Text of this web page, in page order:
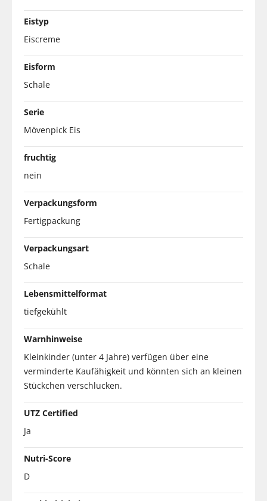
Eistyp
Eiscreme
Eisform
Schale
Serie
Mövenpick Eis
fruchtig
nein
Verpackungsform
Fertigpackung
Verpackungsart
Schale
Lebensmittelformat
tiefgekühlt
Warnhinweise
Kleinkinder (unter 4 Jahre) verfügen über eine
verminderte Kaufähigkeit und könnten sich an kleinen
Stückchen verschlucken.
UTZ Certified
Ja
Nutri-Score
D